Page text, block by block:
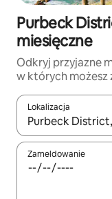
Purbeck
miesięczne
Odkryj przyjazne
w których możesz
Lokalizacja
Gdy wyniki będą
Zameldowanie